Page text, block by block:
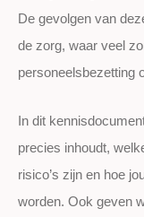
De gevolgen van
de zorg, waar veel
personeelsbezetting
In dit
precies inhoudt,
risico’s zijn en hoe
worden. Ook geven